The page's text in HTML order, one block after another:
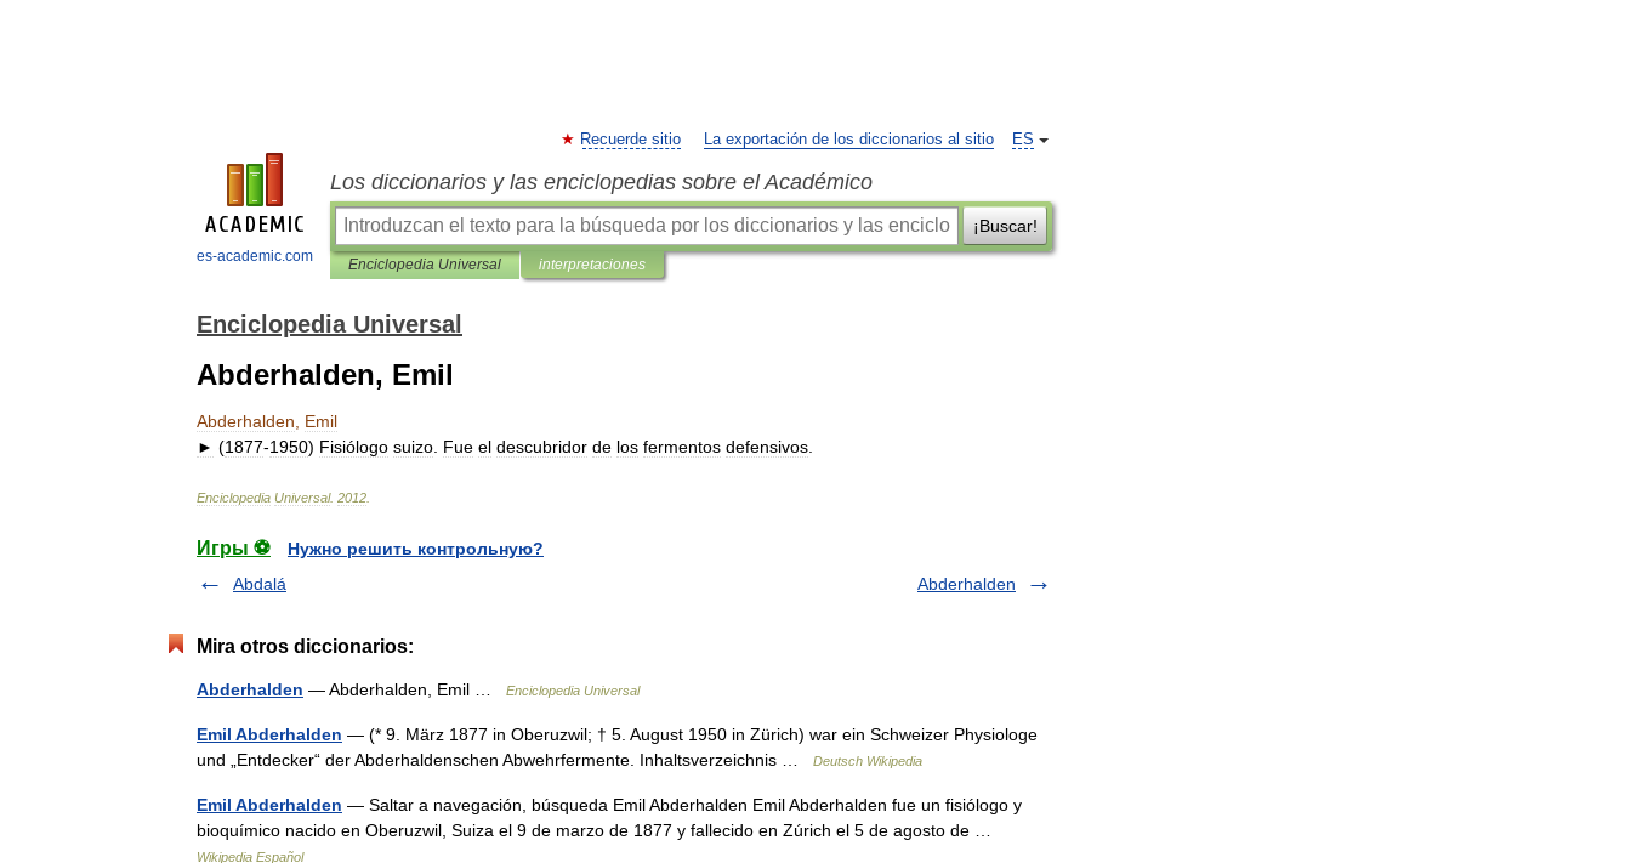
es-academic.com
ES
Recuerde sitio La exportación de los diccionarios al sitio
Los diccionarios y las enciclopedias sobre el Académico
¡Buscar!
Enciclopedia Universal interpretaciones
Enciclopedia Universal
Abderhalden, Emil
Abderhalden
Emil
► (1877-1950) Fisiólogo suizo Fue el descubridor de los fermentos defensivos
Enciclopedia Universal. 2012
Игры ⚽
Нужно решить контрольную?
Abdalá
Abderhalden
Mira otros diccionarios:
Abderhalden — Abderhalden, Emil … Enciclopedia Universal
Emil Abderhalden — (* 9. März 1877 in Oberuzwil; † 5. August 1950 in Zürich) war ein Schweizer Physiologe
und „Entdecker“ der Abderhaldenschen Abwehrfermente. Inhaltsverzeichnis …
Deutsch Wikipedia
Emil Abderhalden — Saltar a navegación, búsqueda Emil Abderhalden Emil Abderhalden fue un fisiólogo y
bioquímico nacido en Oberuzwil, Suiza el 9 de marzo de 1877 y fallecido en Zúrich el 5 de agosto de …
Wikipedia Español